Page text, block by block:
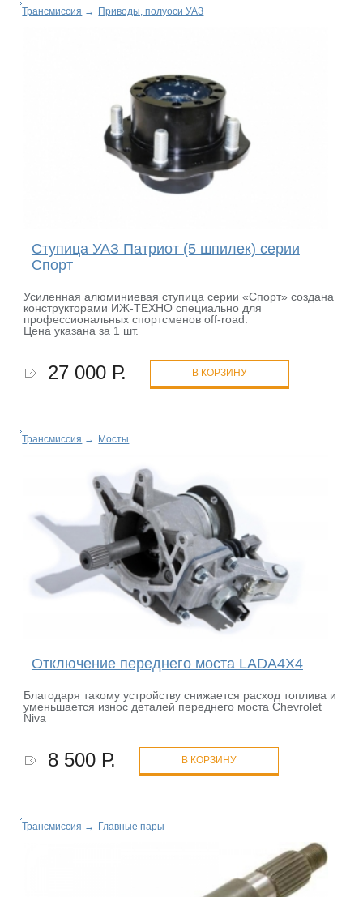
Трансмиссия → Приводы, полуоси УАЗ
Ступица УАЗ Патриот (5 шпилек) серии
Спорт
Усиленная алюминиевая ступица серии «Спорт» создана
конструкторами ИЖ-ТЕХНО специально для
профессиональных спортсменов off-road.
Цена указана за 1 шт.
27 000 Р. В КОРЗИНУ
Трансмиссия → Мосты
Отключение переднего моста LADA4X4
Благодаря такому устройству снижается расход топлива и
уменьшается износ деталей переднего моста Chevrolet
Niva
8 500 Р. В КОРЗИНУ
Трансмиссия → Главные пары